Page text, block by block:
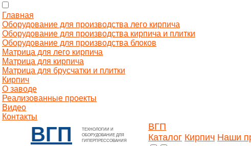
Главная
Оборудование для производства лего кирпича
Оборудование для производства кирпича и плитки
Оборудование для производства блоков
Матрица для лего кирпича
Матрица для кирпича
Матрица для брусчатки и плитки
Кирпич
О заводе
Реализованные проекты
Видео
Контакты
ВГП
ТЕХНОЛОГИИ И
ОБОРУДОВАНИЕ ДЛЯ
ГИПЕРПРЕССОВАНИЯ
ВГП
Каталог Кирпич Наши